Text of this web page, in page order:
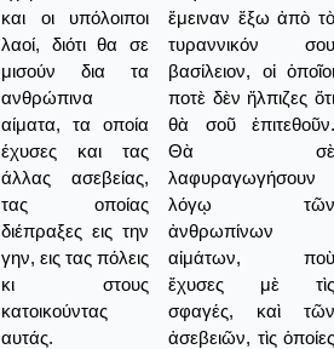
και οι υπόλοιποι
λαοί, διότι θα σε
μισούν δια τα
ανθρώπινα
αίματα, τα οποία
έχυσες και τας
άλλας ασεβείας,
τας οποίας
διέπραξες εις την
γην, εις τας πόλεις
κι στους
κατοικούντας
αυτάς.
ἔμειναν ἔξω ἀπὸ τὸ
τυραννικόν σου
βασίλειον, οἱ ὁποῖοι
ποτὲ δὲν ἤλπιζες ὅτι
θὰ σοῦ ἐπιτεθοῦν.
Θὰ σὲ
λαφυραγωγήσουν
λόγῳ τῶν
ἀνθρωπίνων
αἱμάτων, ποὺ
ἔχυσες μὲ τὶς
σφαγές, καὶ τῶν
ἀσεβειῶν, τὶς ὁποίες